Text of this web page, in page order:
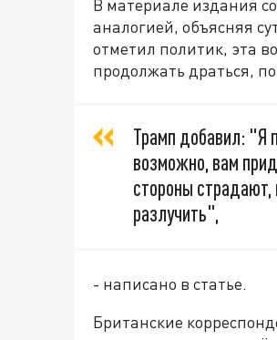
В материале издания
аналогией, объясняя
отметил политик, эта
продолжать драться,
Трамп добавил: "Я
возможно, вам
стороны
разлучить",
- написано в статье.
Британские